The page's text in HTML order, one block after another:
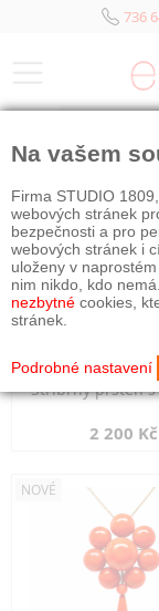
736
Stříbrný prsten
2 200 Kč
NOVÉ
Na vašem
Firma STUDIO
webových stránek
bezpečnosti a pro
webových stránek i
uloženy v
nim nikdo, kdo
nezbytné cookies,
stránek.
Podrobné nastavení